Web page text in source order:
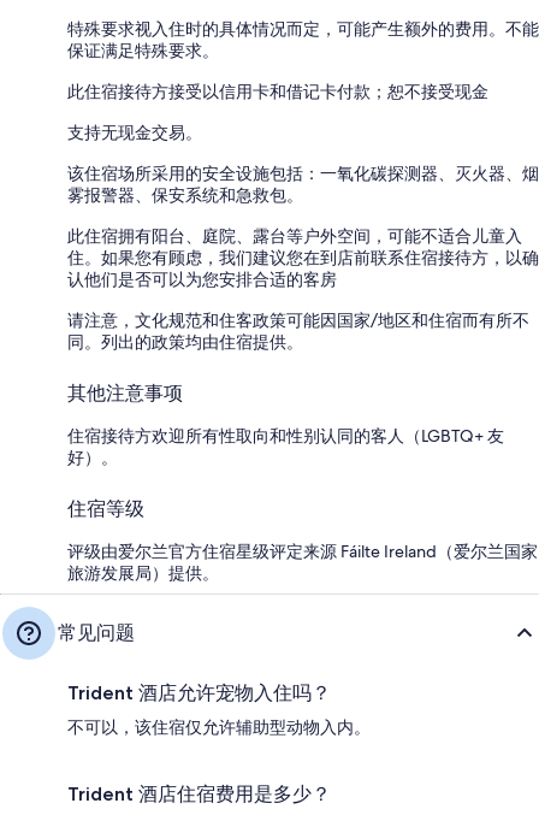
特殊要求视入住时的具体情况而定，可能产生额外的费用。不能
保证满足特殊要求。
此住宿接待方接受以信用卡和借记卡付款；恕不接受现金
支持无现金交易。
该住宿场所采用的安全设施包括：一氧化碳探测器、灭火器、烟
雾报警器、保安系统和急救包。
此住宿拥有阳台、庭院、露台等户外空间，可能不适合儿童入
住。如果您有顾虑，我们建议您在到店前联系住宿接待方，以确
认他们是否可以为您安排合适的客房
请注意，文化规范和住客政策可能因国家/地区和住宿而有所不
同。列出的政策均由住宿提供。
其他注意事项
住宿接待方欢迎所有性取向和性别认同的客人（LGBTQ+ 友
好）。
住宿等级
评级由爱尔兰官方住宿星级评定来源 Fáilte Ireland（爱尔兰国家
旅游发展局）提供。
常见问题
Trident 酒店允许宠物入住吗？
不可以，该住宿仅允许辅助型动物入内。
Trident 酒店住宿费用是多少？